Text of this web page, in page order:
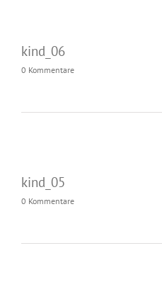
kind_06
0 Kommentare
kind_05
0 Kommentare